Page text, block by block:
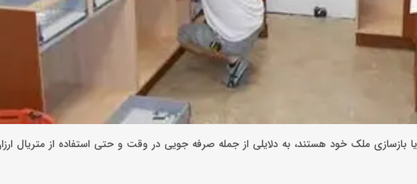
ملک خود هستند، به دلایلی از جمله صرفه جویی در وقت و حتی استفاده از متریال